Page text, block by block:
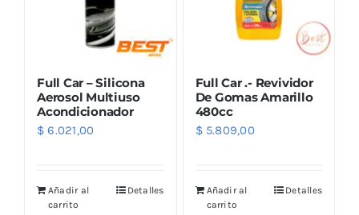
Noticias
Full Car – Silicona
Aerosol Multiuso
Acondicionador
$ 6.021,00
Añadir al
carrito
Detalles
Full Car .- Revividor
De Gomas Amarillo
480cc
$5.809,00
Añadir al
carrito
Detalles